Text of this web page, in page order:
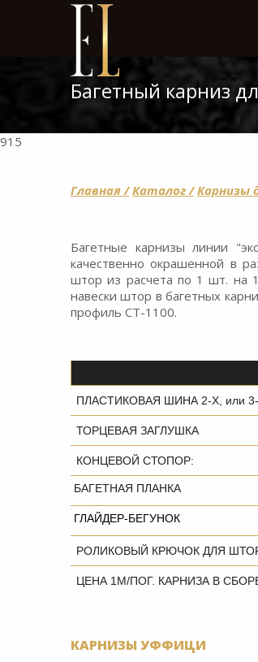
Багетный карниз
915
Главная / Каталог / Карнизы
Багетные карнизы линии
качественно окрашенной в
штор из расчета по 1 шт. на
навески штор в багетных
профиль СТ-1100.
ПЛАСТИКОВАЯ ШИНА 2-Х, или
ТОРЦЕВАЯ ЗАГЛУШКА
КОНЦЕВОЙ СТОПОР:
БАГЕТНАЯ ПЛАНКА
ГЛАЙДЕР-БЕГУНОК
РОЛИКОВЫЙ КРЮЧОК ДЛЯ
ЦЕНА 1М/ПОГ. КАРНИЗА В
КАРНИЗЫ УФФИЦИ